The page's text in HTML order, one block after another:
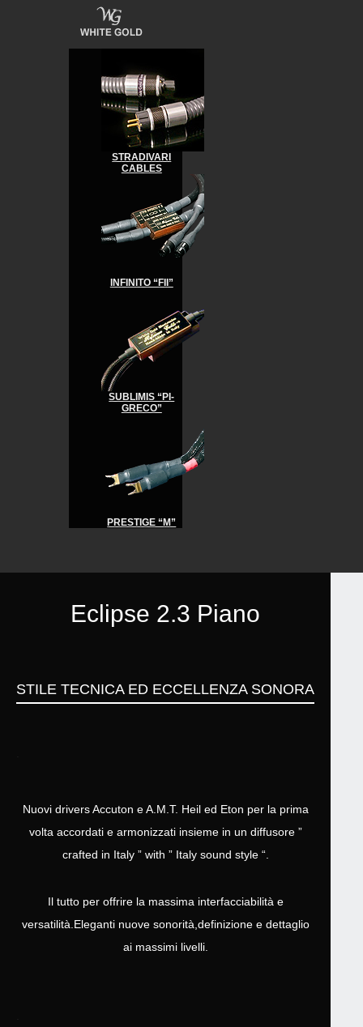
STRADIVARI
CABLES
INFINITO “FII”
SUBLIMIS “PI-
GRECO”
PRESTIGE “M”
Eclipse 2.3 Piano
STILE TECNICA ED ECCELLENZA SONORA
Nuovi drivers Accuton e A.M.T. Heil ed Eton per la prima
volta accordati e armonizzati insieme in un diffusore ”
crafted in Italy ” with ” Italy sound style “.
Il tutto per offrire la massima interfacciabilità e
versatilità.Eleganti nuove sonorità,definizione e dettaglio
ai massimi livelli.